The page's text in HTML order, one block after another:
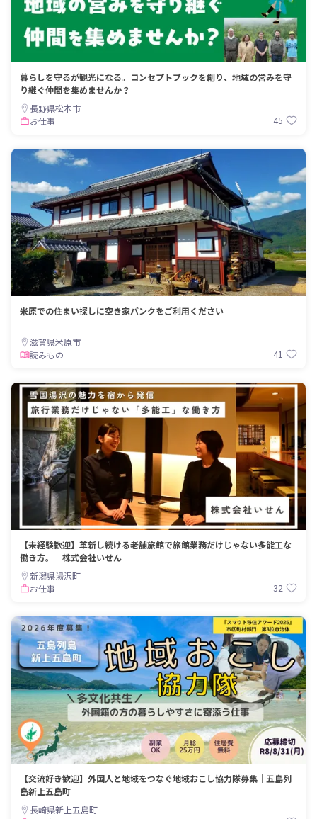
暮らしを守るが観光になる。コンセプトブックを創り、地域の営みを守
り継ぐ仲間を集めませんか？
長野県松本市
お仕事
45
米原での住まい探しに空き家バンクをご利用ください
滋賀県米原市
読みもの
41
【未経験歓迎】革新し続ける老舗旅館で旅館業務だけじゃない多能工な
働き方。 株式会社いせん
新潟県湯沢町
お仕事
32
【交流好き歓迎】外国人と地域をつなぐ地域おこし協力隊募集｜五島列
島新上五島町
長崎県新上五島町